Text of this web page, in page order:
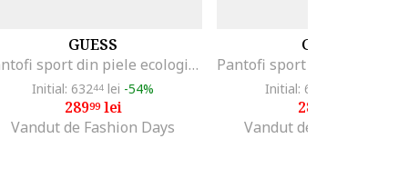
GUESS
Pantofi sport din piele ecologica cu logo stantat, Alb/Roz prafuit
Initial: 63244 lei -54%
28999lei
Vandut de Fashion Days
GUESS
Initial: 648
289
Vandut de Fashion Days